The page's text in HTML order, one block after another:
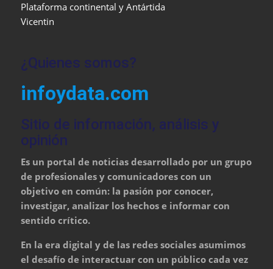
Plataforma continental y Antártida
Vicentin
¿Quienes somos?
infoydata.com
Sitio de información, análisis y
opinión
Es un portal de noticias desarrollado por un grupo
de profesionales y comunicadores con un
objetivo en común: la pasión por conocer,
investigar, analizar los hechos e informar con
sentido crítico.
En la era digital y de las redes sociales asumimos
el desafío de interactuar con un público cada vez